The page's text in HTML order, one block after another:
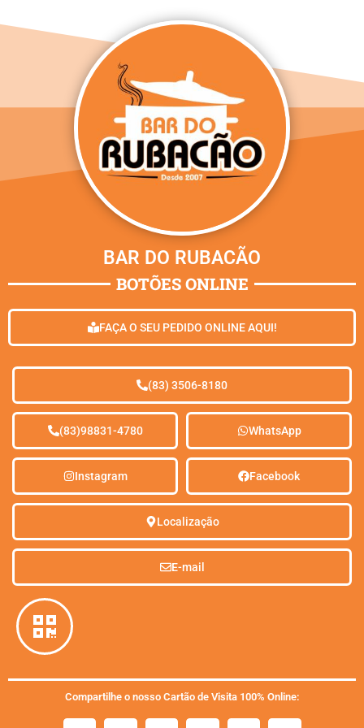
BAR DO RUBACÃO
BOTÕES ONLINE
FAÇA O SEU PEDIDO ONLINE AQUI!
(83) 3506-8180
(83)98831-4780 WhatsApp
Instagram Facebook
Localização
E-mail
Compartilhe o nosso Cartão de Visita 100% Online: